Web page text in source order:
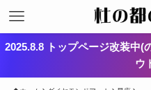
2025.8.8 トップページ改装中
ウ